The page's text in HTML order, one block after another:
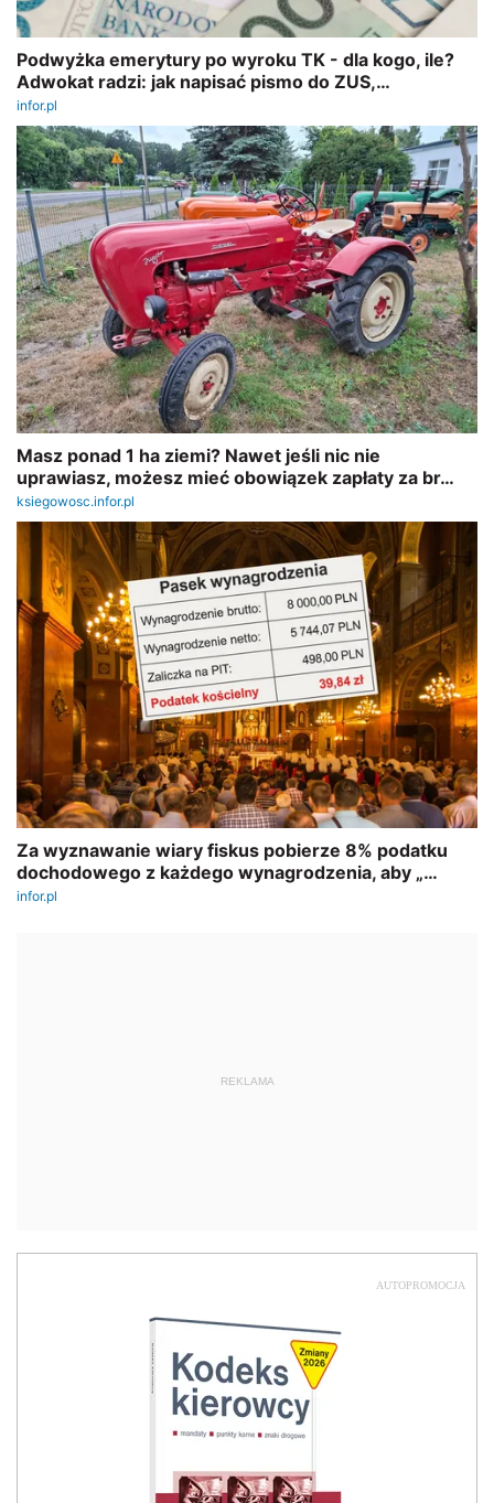
REKLAMA
AUTOPROMOCJA